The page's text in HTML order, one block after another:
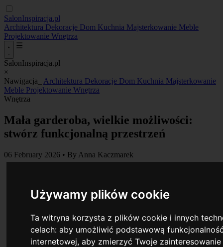
Używamy plików cookie
Ta witryna korzysta z plików cookie i innych
celach:aby umożliwić podstawową
internetowej,aby zmierzyć Twoje
SalonInspiracja.pl
Architektura Dekoracje Dom Kuchnia Majsterkowanie Meble
Projektowanie Wnętrza
☰
SalonInspiracja.pl
×
Nawigacja_
Architektura Dekoracje Dom Kuchnia Majsterkowanie
Meble Projektowanie Wnętrza
Wnętrza
Mała garderoba, wielkie możliwości:
stwórz funkcjonalną przestrzeń
06 February 2026 • By Anna Kaczmarek